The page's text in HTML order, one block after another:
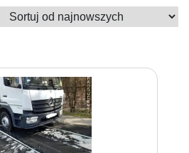
według
najnowszych